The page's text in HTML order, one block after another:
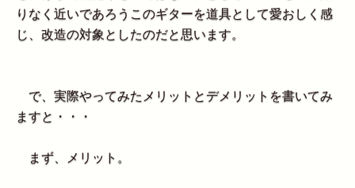
りなく近いであろうこのギターを道具として愛おしく感
じ、改造の対象としたのだと思います。
で、実際やってみたメリットとデメリットを書いてみ
ますと・・・
まず、メリット。